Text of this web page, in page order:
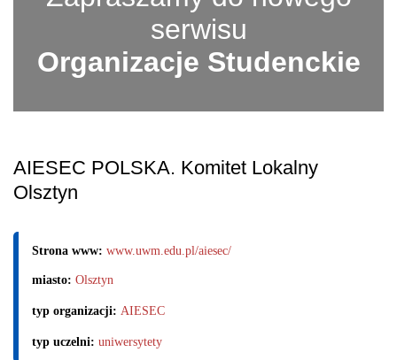
serwisu
Organizacje Studenckie
AIESEC POLSKA. Komitet Lokalny
Olsztyn
Strona www: www.uwm.edu.pl/aiesec/
miasto: Olsztyn
typ organizacji: AIESEC
typ uczelni: uniwersytety